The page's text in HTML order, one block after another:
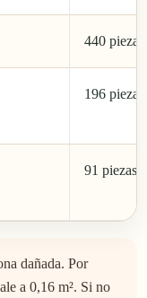
440 piezas
196 piezas
91 piezas
dañada. Por
a 0,16 m². Si no